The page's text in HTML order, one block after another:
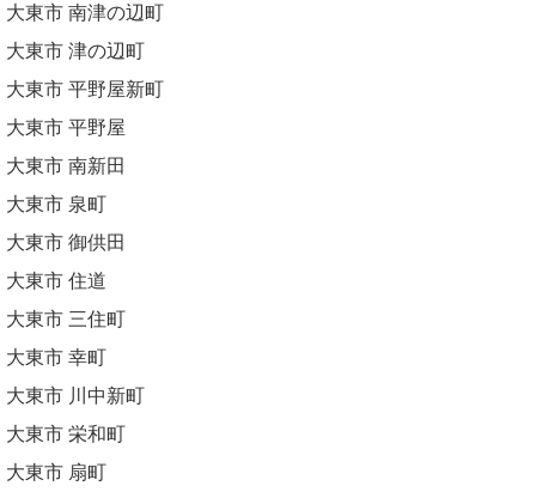
大東市 南津の辺町
大東市 津の辺町
大東市 平野屋新町
大東市 平野屋
大東市 南新田
大東市 泉町
大東市 御供田
大東市 住道
大東市 三住町
大東市 幸町
大東市 川中新町
大東市 栄和町
大東市 扇町